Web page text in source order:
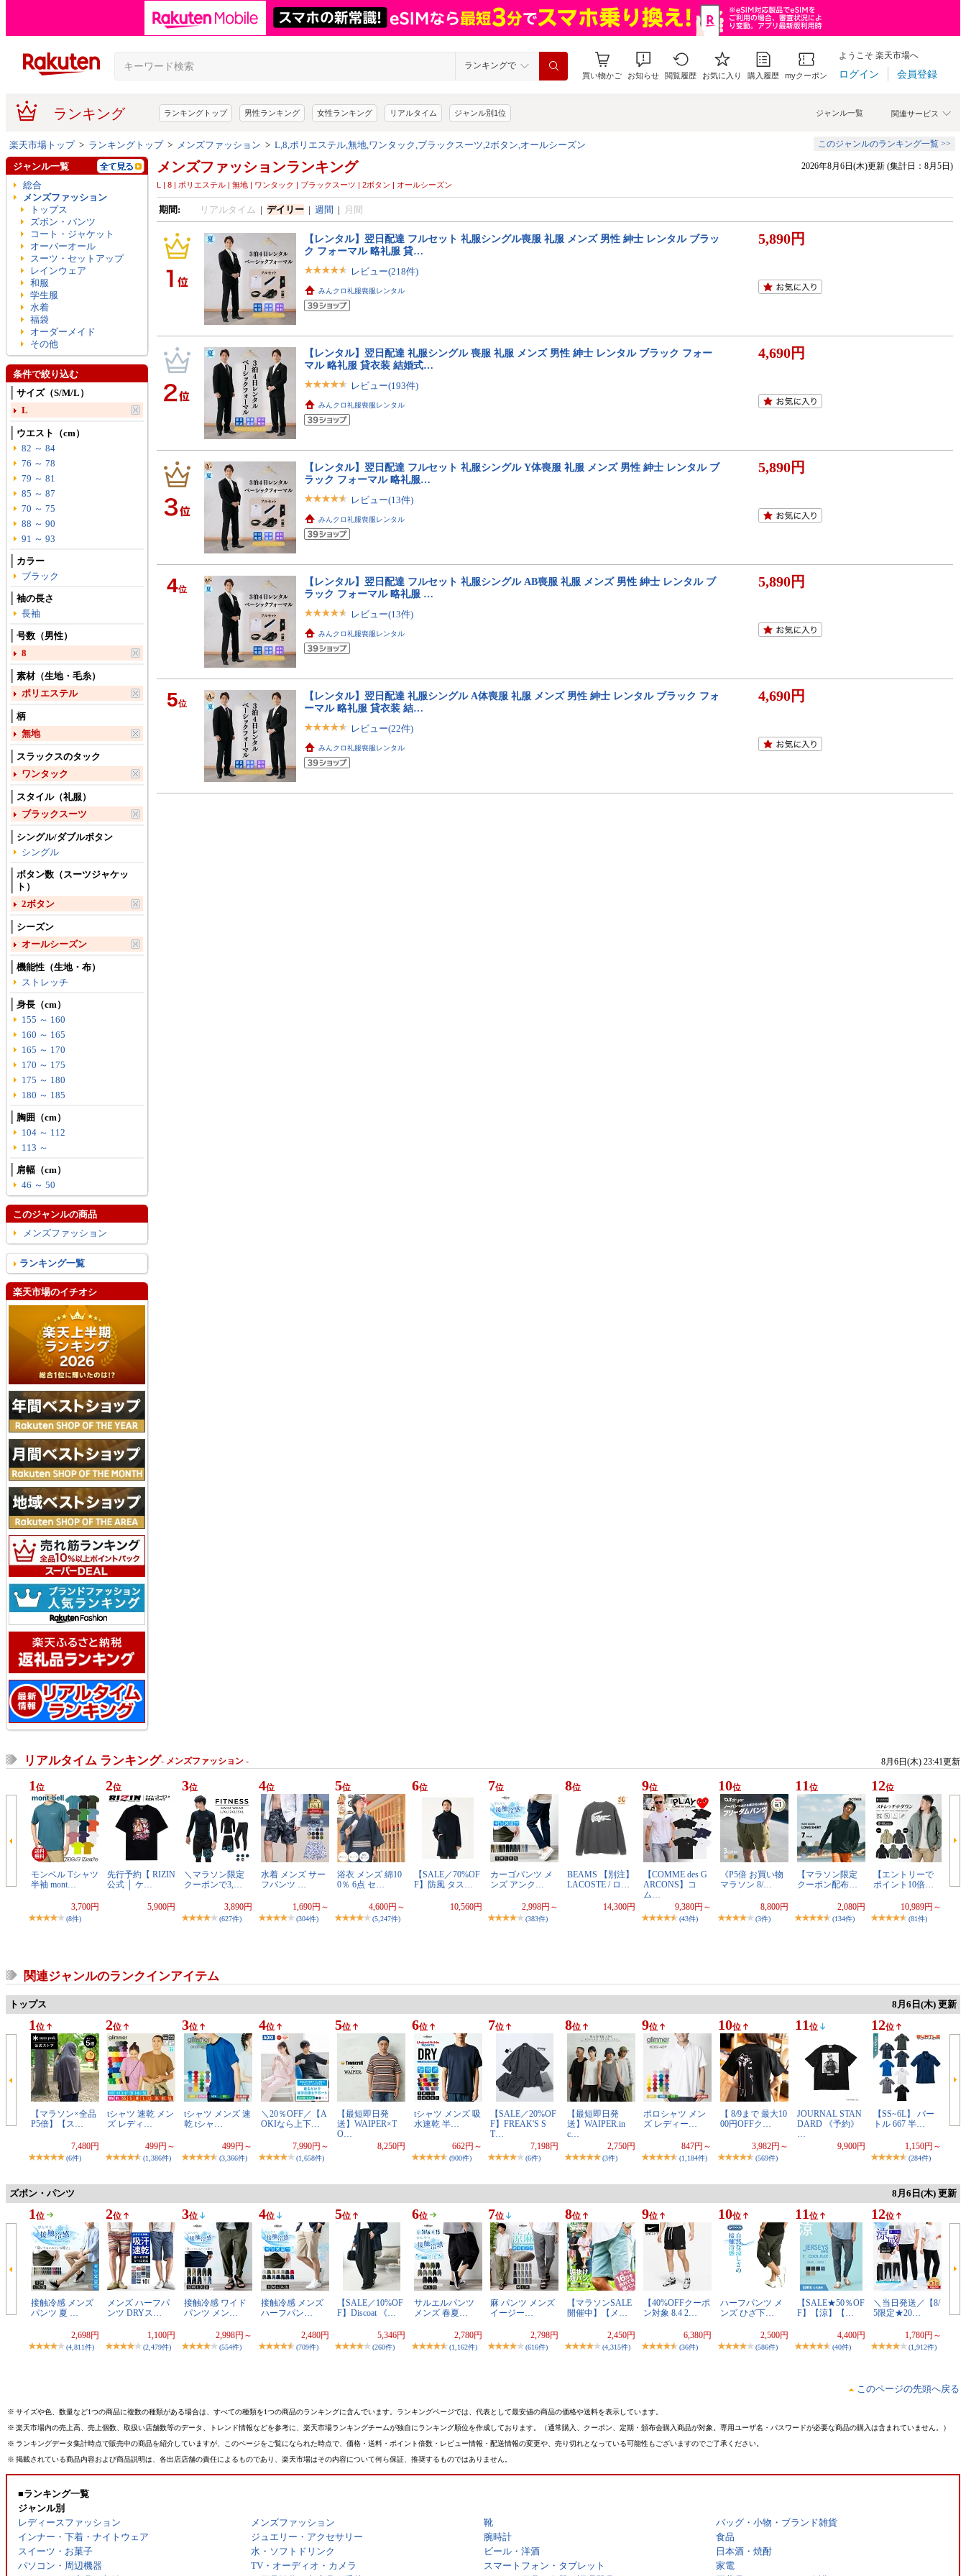
ランキングで
買い物かご お知らせ 閲覧履歴 お気に入り 購入履歴 myクーポン
ようこそ 楽天市場へ
ログイン 会員登録
ランキング 関連サービス
ジャンル一覧
ランキングトップ 男性ランキング 女性ランキング リアルタイム ジャンル別1位
楽天市場トップ> ランキングトップ> メンズファッション > L,8,ポリエステル,無地,ワンタック,ブラックスーツ,2ボタン,オールシーズン このジャンルのランキング一覧 >>
メンズファッションランキング
L | 8 | ポリエステル | 無地 | ワンタック | ブラックスーツ | 2ボタン | オールシーズン
2026年8月6日(木)更新 (集計日：8月5日)
期間: リアルタイム | デイリー| 週間 | 月間
【レンタル】翌日配達 フルセット 礼服シングル喪服 礼服 メンズ 男性 紳士 レンタル ブラッ
ク フォーマル 略礼服 貸…
レビュー(218件)
みんクロ礼服喪服レンタル
5,890円
【レンタル】翌日配達 礼服シングル 喪服 礼服 メンズ 男性 紳士 レンタル ブラック フォー
マル 略礼服 貸衣装 結婚式…
レビュー(193件)
みんクロ礼服喪服レンタル
4,690円
【レンタル】翌日配達 フルセット 礼服シングル Y体喪服 礼服 メンズ 男性 紳士 レンタル ブ
ラック フォーマル 略礼服…
レビュー(13件)
みんクロ礼服喪服レンタル
5,890円
4位
【レンタル】翌日配達 フルセット 礼服シングル AB喪服 礼服 メンズ 男性 紳士 レンタル ブ
ラック フォーマル 略礼服 …
レビュー(13件)
みんクロ礼服喪服レンタル
5,890円
5位
【レンタル】翌日配達 礼服シングル A体喪服 礼服 メンズ 男性 紳士 レンタル ブラック フォ
ーマル 略礼服 貸衣装 結…
レビュー(22件)
みんクロ礼服喪服レンタル
4,690円
ジャンル一覧
総合
メンズファッション
トップス
ズボン・パンツ
コート・ジャケット
オーバーオール
スーツ・セットアップ
レインウェア
和服
学生服
水着
福袋
オーダーメイド
その他
条件で絞り込む
サイズ（S/M/L）
L
ウエスト（cm）
82 ～ 84
76 ～ 78
79 ～ 81
85 ～ 87
70 ～ 75
88 ～ 90
91 ～ 93
カラー
ブラック
袖の長さ
長袖
号数（男性）
8
素材（生地・毛糸）
ポリエステル
柄
無地
スラックスのタック
ワンタック
スタイル（礼服）
ブラックスーツ
シングル/ダブルボタン
シングル
ボタン数（スーツジャケッ
ト）
2ボタン
シーズン
オールシーズン
機能性（生地・布）
ストレッチ
身長（cm）
155 ～ 160
160 ～ 165
165 ～ 170
170 ～ 175
175 ～ 180
180 ～ 185
胸囲（cm）
104 ～ 112
113 ～
肩幅（cm）
46 ～ 50
このジャンルの商品
メンズファッション
ランキング一覧
楽天市場のイチオシ
リアルタイム ランキング- メンズファッション - 8月6日(木) 23:41更新
1 位
モンベル Tシャツ
半袖 mont…
3,700円
(8件)
2位
先行予約【 RIZIN
公式 │ ケ…
5,900円
3位
＼マラソン限定
クーポンで3,…
3,890円
(627件)
4位
水着 メンズ サー
フパンツ …
1,690円～
(304件)
5位
浴衣 メンズ 綿10
0％ 6点 セ…
4,600円～
(5,247件)
6位
【SALE／70%OF
F】防風 タス…
10,560円
7位
カーゴパンツ メ
ンズ アンク…
2,998円～
(383件)
8位
BEAMS 【別注】
LACOSTE / ロ…
14,300円
9位
【COMME des G
ARCONS】コ
ム…
9,380円～
(43件)
10位
《P5倍 お買い物
マラソン 8/…
8,800円
(3件)
11 位
【マラソン限定
クーポン配布…
2,080円
(134件)
12位
【エントリーで
ポイント10倍…
10,989円～
(81件)
関連ジャンルのランクインアイテム
トップス 8月6日(木) 更新
1 位
【マラソン×全品
P5倍】【ス…
7,480円
(6件)
2位
tシャツ 速乾 メン
ズ レディ…
499円～
(1,386件)
3位
tシャツ メンズ 速
乾 tシャ…
499円～
(3,366件)
4位
＼20％OFF／【A
OKIなら上下…
7,990円～
(1,658件)
5位
【最短即日発
送】WAIPER×T
O…
8,250円
6位
tシャツ メンズ 吸
水速乾 半…
662円～
(900件)
7位
【SALE／20%OF
F】FREAK'S S
T…
7,198円
(6件)
8位
【最短即日発
送】WAIPER.in
c…
2,750円
(3件)
9位
ポロシャツ メン
ズ レディー…
847円～
(1,184件)
10位
【 8/9まで 最大10
00円OFFク…
3,982円～
(569件)
11 位
JOURNAL STAN
DARD 《予約》
9,900円
12位
【SS~6L】 バー
トル 667 半…
1,150円～
(284件)
ズボン・パンツ 8月6日(木) 更新
1 位
接触冷感 メンズ
パンツ 夏 …
2,698円
(4,811件)
2位
メンズ ハーフパ
ンツ DRYス…
1,100円
(2,479件)
3位
接触冷感 ワイド
パンツ メン…
2,998円～
(554件)
4位
接触冷感 メンズ
ハーフパン…
2,480円
(709件)
5位
【SALE／10%OF
F】Discoat 《…
5,346円
(260件)
6位
サルエルパンツ
メンズ 春夏…
2,780円
(1,162件)
7位
麻 パンツ メンズ
イージー…
2,798円
(616件)
8位
【マラソンSALE
開催中】【メ…
2,450円
(4,315件)
9位
【40%OFFクーポ
ン対象 8.4 2…
6,380円
(36件)
10位
ハーフパンツ メ
ンズ ひざ下…
2,500円
(586件)
11 位
【SALE★50％OF
F】【涼】【…
4,400円
(40件)
12位
＼当日発送／【8/
5限定★20…
1,780円～
(1,912件)
このページの先頭へ戻る
※ サイズや色、数量など1つの商品に複数の種類がある場合は、すべての種類を1つの商品のランキングに含んでいます。ランキングページでは、代表として最安値の商品の価格や送料を表示しています。
※ 楽天市場内の売上高、売上個数、取扱い店舗数等のデータ、トレンド情報などを参考に、楽天市場ランキングチームが独自にランキング順位を作成しております。（通常購入、クーポン、定期・頒布会購入商品が対象。専用ユーザ名・パスワードが必要な商品の購入は含まれていません。）
※ ランキングデータ集計時点で販売中の商品を紹介していますが、このページをご覧になられた時点で、価格・送料・ポイント倍数・レビュー情報・配送情報の変更や、売り切れとなっている可能性もございますのでご了承ください。
※ 掲載されている商品内容および商品説明は、各出店店舗の責任によるものであり、楽天市場はその内容について何ら保証、推奨するものではありません。
■ランキング一覧
ジャンル別
レディースファッション
メンズファッション 靴
バッグ・小物・ブランド雑貨
インナー・下着・ナイトウェア
ジュエリー・アクセサリー 腕時計
食品
スイーツ・お菓子
水・ソフトドリンク ビール・洋酒
日本酒・焼酎
パソコン・周辺機器
TV・オーディオ・カメラ スマートフォン・タブレット
家電